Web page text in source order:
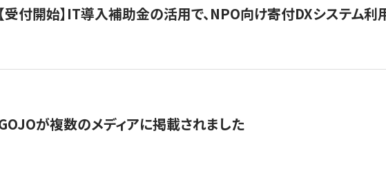
【受付開始】IT導入補助金の活用で、NPO向け寄付DXシステム
が複数のメディアに掲載されました